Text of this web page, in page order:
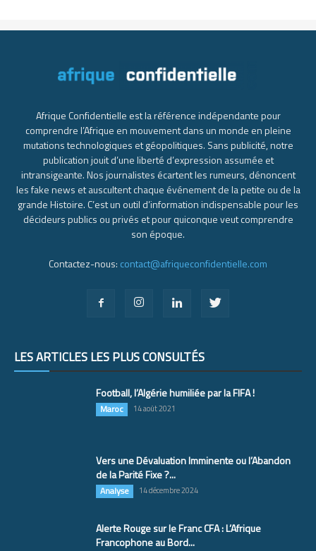
Afrique Confidentielle est la référence indépendante pour
comprendre l’Afrique en mouvement dans un monde en pleine
mutations technologiques et géopolitiques. Sans publicité, notre
publication jouit d’une liberté d’expression assumée et
intransigeante. Nos journalistes écartent les rumeurs, dénoncent
les fake news et auscultent chaque événement de la petite ou de la
grande Histoire. C’est un outil d’information indispensable pour les
décideurs publics ou privés et pour quiconque veut comprendre
son époque.
Contactez-nous: contact@afriqueconfidentielle.com
LES ARTICLES LES PLUS CONSULTÉS
Football, l’Algérie humiliée par la FIFA !
Maroc 14 août 2021
Vers une Dévaluation Imminente ou l’Abandon
de la Parité Fixe ?...
Analyse 14 décembre 2024
Alerte Rouge sur le Franc CFA : L’Afrique
Francophone au Bord...